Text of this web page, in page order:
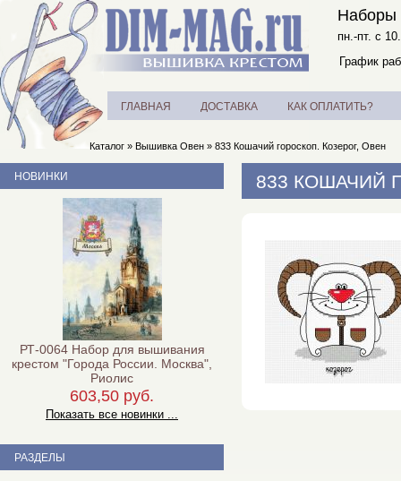
Наборы
пн.-пт. с
График
ГЛАВНАЯ ДОСТАВКА КАК ОПЛАТИТЬ?
Каталог » Вышивка Овен » 833 Кошачий гороскоп. Козерог, Овен
833 КОШАЧИЙ
НОВИНКИ
РТ-0064 Набор для вышивания
крестом "Города России. Москва",
Риолис
603,50 руб.
Показать все новинки ...
РАЗДЕЛЫ